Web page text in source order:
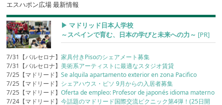
エスハポン広場 最新情報
▶︎ マドリッド日本人学校
～スペインで育む、日本の学びと未来への力～ [PR]
7/31【バルセロナ】家具付きPisoのシェアメート募集
7/31【バルセロナ】美術系アーティストに最適なスタジオ賃貸
7/25【マドリード】Se alquila apartamento exterior en zona Pacifico
7/25【マドリード】 シェアハウス・ピソ 9月からの入居者募集
7/25【マドリード】Oferta de empleo: Profesor de japonés idioma materno
7/24【マドリード】今話題のマドリード国際交流ピクニック第4弾！(25日開